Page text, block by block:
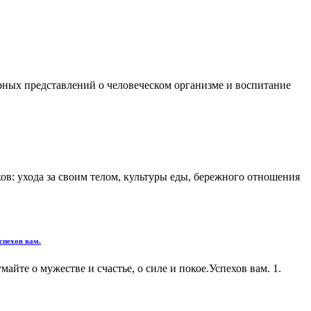
представлений о человеческом организме и воспитание
ухода за своим телом, культуры еды, бережного отношения
вам.
о мужестве и счастье, о силе и покое.Успехов вам. 1.